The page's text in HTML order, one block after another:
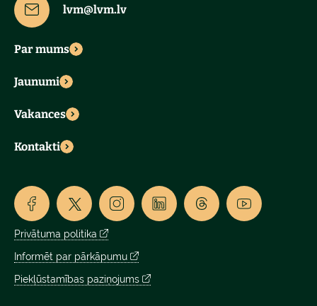
lvm@lvm.lv
Par mums
Jaunumi
Vakances
Kontakti
Privātuma politika
Informēt par pārkāpumu
Piekļūstamības paziņojums